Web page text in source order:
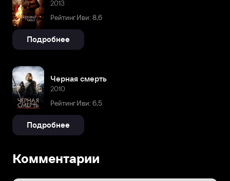
2013
Рейтинг Иви: 8,6
Подробнее
Черная смерть
2010
Рейтинг Иви: 6,5
Подробнее
Комментарии